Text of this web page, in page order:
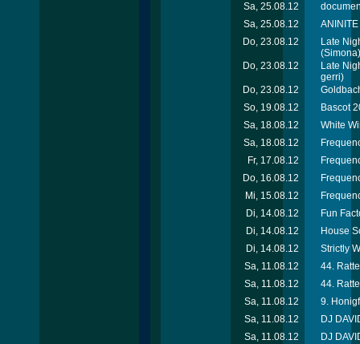
Sa, 25.08.12
Sa, 25.08.12
Do, 23.08.12
Late
(Simona)
Do, 23.08.12
Late
gerri)
Do, 23.08.12
So, 19.08.12
Bascot
Sa, 18.08.12
White
Sa, 18.08.12
Fr, 17.08.12
Do, 16.08.12
Mi, 15.08.12
Di, 14.08.12
Fun
Di, 14.08.12
House
Di, 14.08.12
Strictly
Sa, 11.08.12
44.
Sa, 11.08.12
44.
Sa, 11.08.12
9.
Sa, 11.08.12
DJ
Sa, 11.08.12
DJ